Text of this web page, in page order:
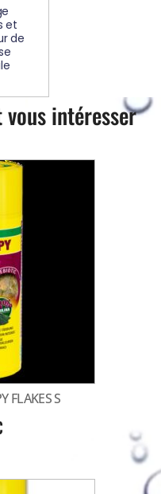
et
de
vous intéresser
FLAKES S